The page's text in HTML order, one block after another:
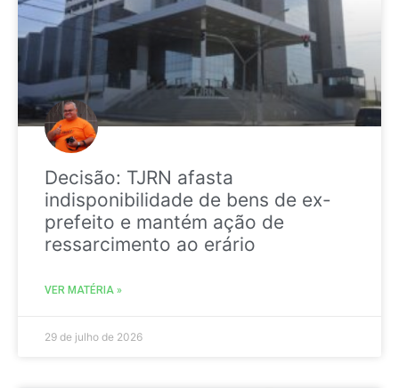
Decisão: TJRN afasta
indisponibilidade de bens de ex-
prefeito e mantém ação de
ressarcimento ao erário
VER MATÉRIA »
29 de julho de 2026